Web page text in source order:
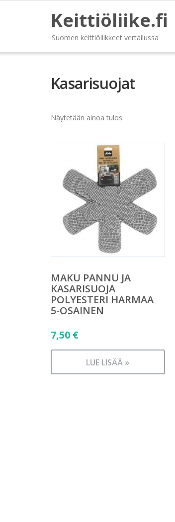
Keittiöliike.fi
Suomen keittiöliikkeet vertailussa
Kasarisuojat
Näytetään ainoa tulos
MAKU PANNU JA
KASARISUOJA
POLYESTERI HARMAA
5-OSAINEN
7,50 €
LUE LISÄÄ »